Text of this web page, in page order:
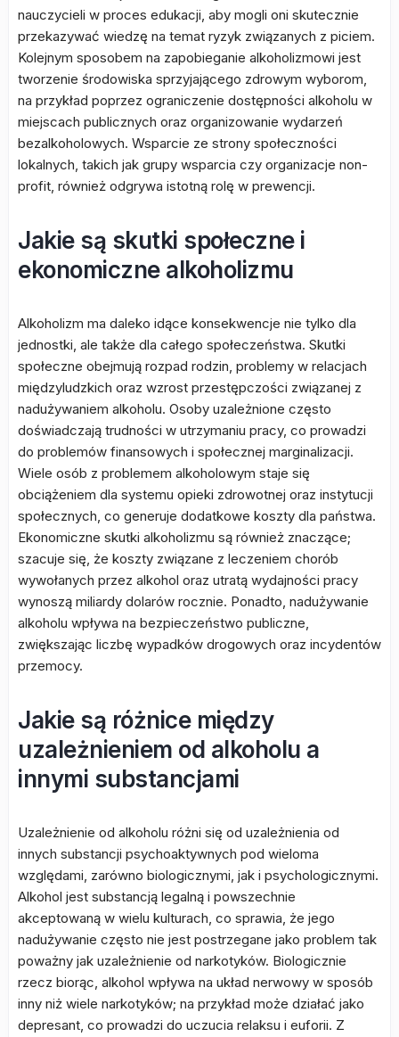
nauczycieli w proces edukacji, aby mogli oni skutecznie
przekazywać wiedzę na temat ryzyk związanych z piciem.
Kolejnym sposobem na zapobieganie alkoholizmowi jest
tworzenie środowiska sprzyjającego zdrowym wyborom,
na przykład poprzez ograniczenie dostępności alkoholu w
miejscach publicznych oraz organizowanie wydarzeń
bezalkoholowych. Wsparcie ze strony społeczności
lokalnych, takich jak grupy wsparcia czy organizacje non-
profit, również odgrywa istotną rolę w prewencji.
Jakie są skutki społeczne i
ekonomiczne alkoholizmu
Alkoholizm ma daleko idące konsekwencje nie tylko dla
jednostki, ale także dla całego społeczeństwa. Skutki
społeczne obejmują rozpad rodzin, problemy w relacjach
międzyludzkich oraz wzrost przestępczości związanej z
nadużywaniem alkoholu. Osoby uzależnione często
doświadczają trudności w utrzymaniu pracy, co prowadzi
do problemów finansowych i społecznej marginalizacji.
Wiele osób z problemem alkoholowym staje się
obciążeniem dla systemu opieki zdrowotnej oraz instytucji
społecznych, co generuje dodatkowe koszty dla państwa.
Ekonomiczne skutki alkoholizmu są również znaczące;
szacuje się, że koszty związane z leczeniem chorób
wywołanych przez alkohol oraz utratą wydajności pracy
wynoszą miliardy dolarów rocznie. Ponadto, nadużywanie
alkoholu wpływa na bezpieczeństwo publiczne,
zwiększając liczbę wypadków drogowych oraz incydentów
przemocy.
Jakie są różnice między
uzależnieniem od alkoholu a
innymi substancjami
Uzależnienie od alkoholu różni się od uzależnienia od
innych substancji psychoaktywnych pod wieloma
względami, zarówno biologicznymi, jak i psychologicznymi.
Alkohol jest substancją legalną i powszechnie
akceptowaną w wielu kulturach, co sprawia, że jego
nadużywanie często nie jest postrzegane jako problem tak
poważny jak uzależnienie od narkotyków. Biologicznie
rzecz biorąc, alkohol wpływa na układ nerwowy w sposób
inny niż wiele narkotyków; na przykład może działać jako
depresant, co prowadzi do uczucia relaksu i euforii. Z